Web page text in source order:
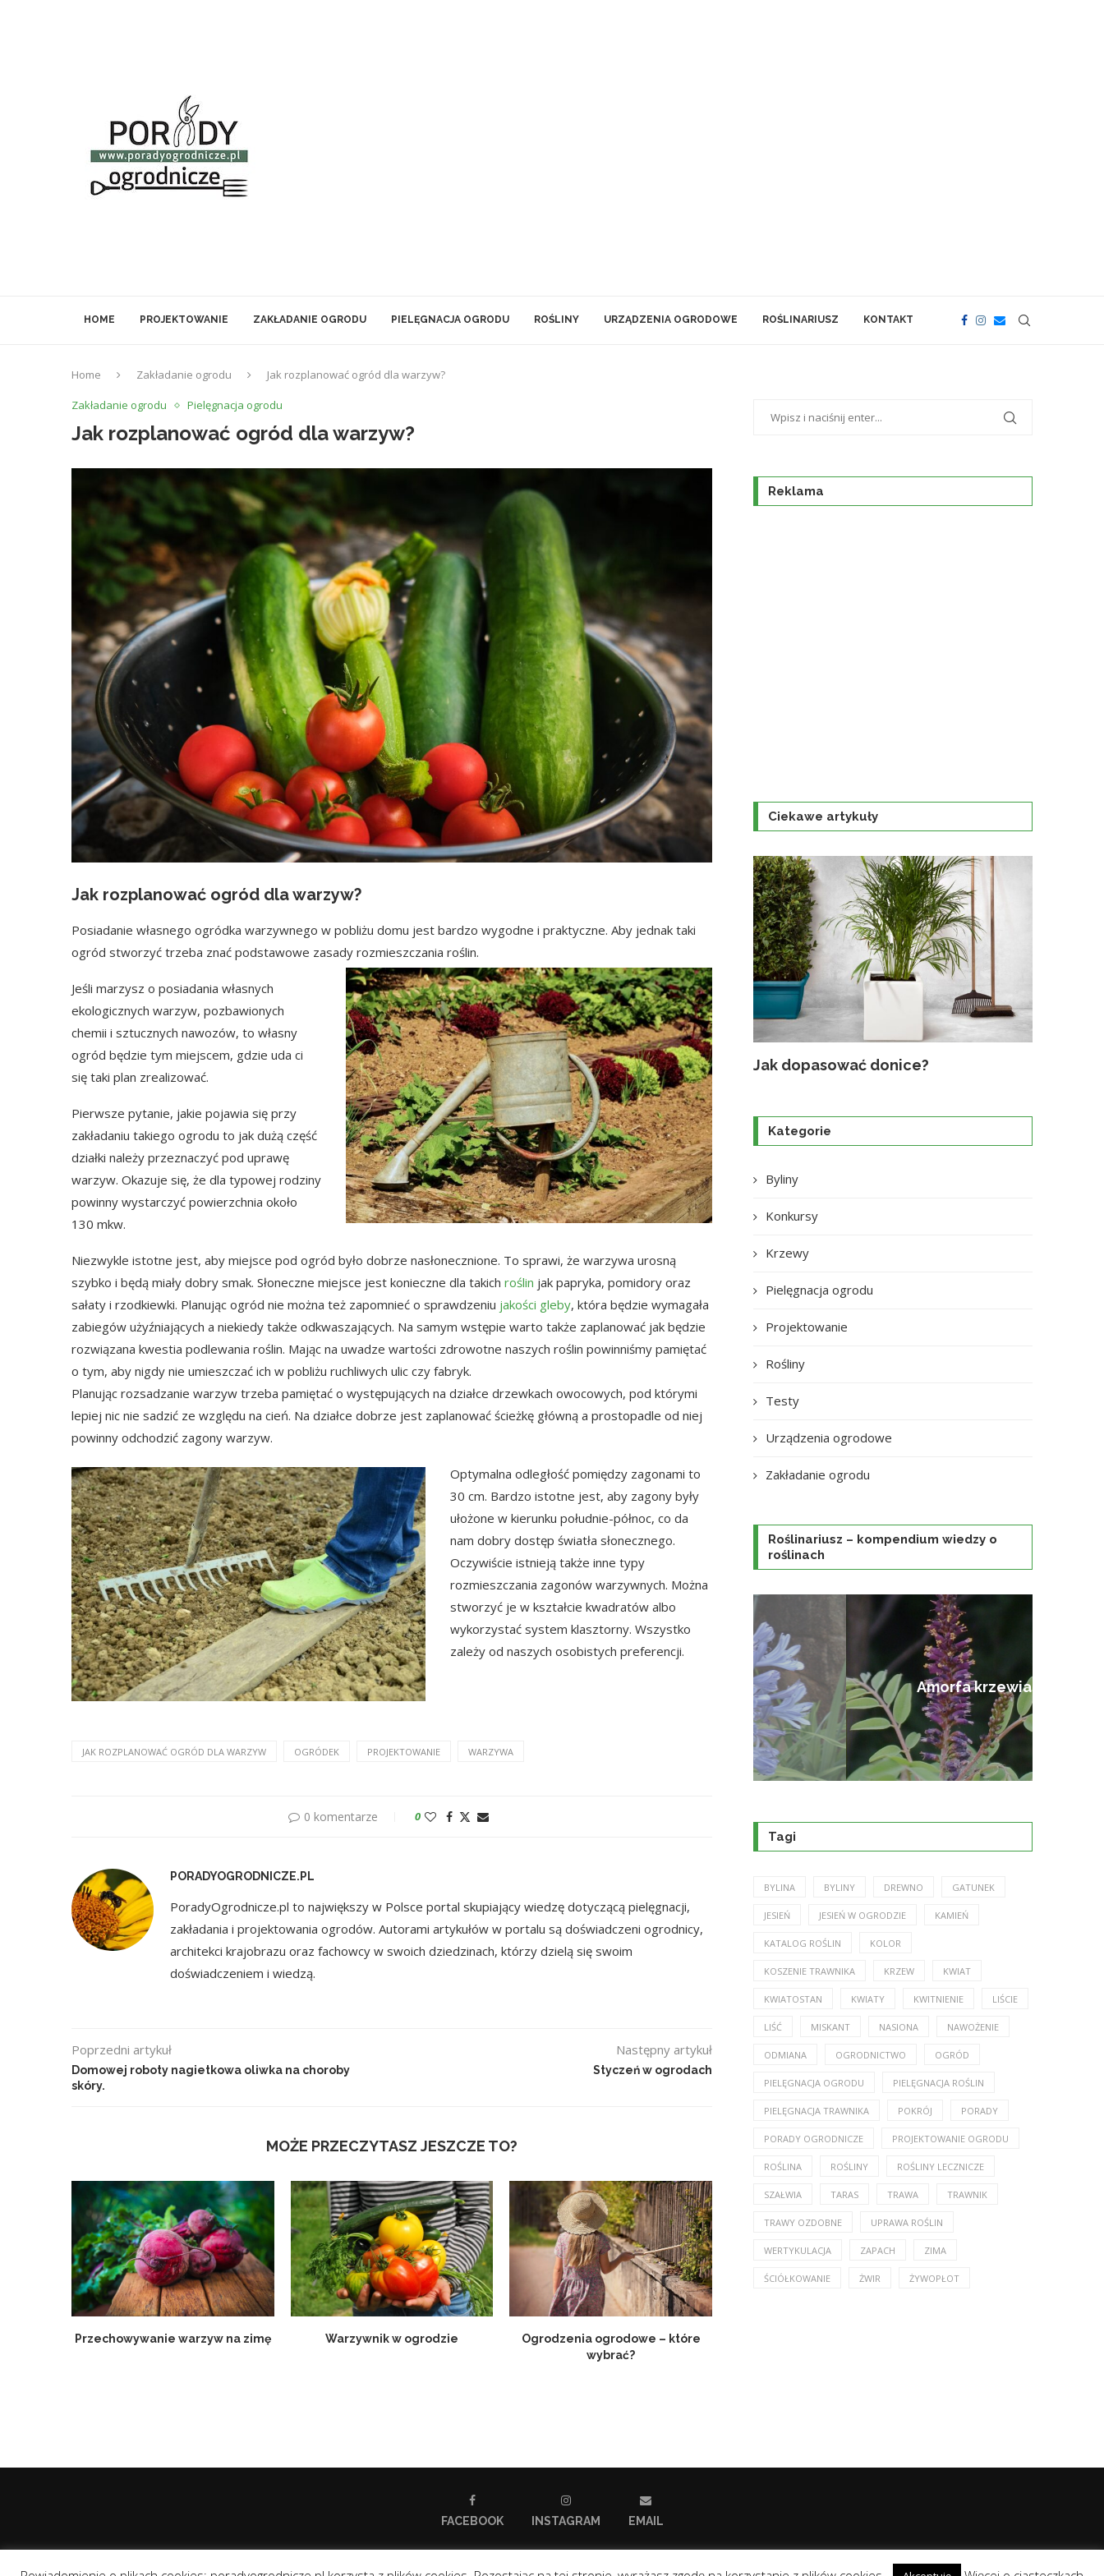
HOME PROJEKTOWANIE ZAKŁADANIE OGRODU PIELĘGNACJA OGRODU ROŚLINY URZĄDZENIA OGRODOWE ROŚLINARIUSZ KONTAKT
Home Zakładanie ogrodu Jak rozplanować ogród dla warzyw?
Zakładanie ogrodu Pielęgnacja ogrodu
Jak rozplanować ogród dla warzyw?
Jak rozplanować ogród dla warzyw?
Posiadanie własnego ogródka warzywnego w pobliżu domu jest bardzo wygodne i praktyczne. Aby jednak taki
ogród stworzyć trzeba znać podstawowe zasady rozmieszczania roślin.
Jeśli marzysz o posiadania własnych
ekologicznych warzyw, pozbawionych
chemii i sztucznych nawozów, to własny
ogród będzie tym miejscem, gdzie uda ci
się taki plan zrealizować.
Pierwsze pytanie, jakie pojawia się przy
zakładaniu takiego ogrodu to jak dużą część
działki należy przeznaczyć pod uprawę
warzyw. Okazuje się, że dla typowej rodziny
powinny wystarczyć powierzchnia około
130 mkw.
Niezwykle istotne jest, aby miejsce pod ogród było dobrze nasłonecznione. To sprawi, że warzywa urosną
szybko i będą miały dobry smak. Słoneczne miejsce jest konieczne dla takich roślin jak papryka, pomidory oraz
sałaty i rzodkiewki. Planując ogród nie można też zapomnieć o sprawdzeniu jakości gleby, która będzie wymagała
zabiegów użyźniających a niekiedy także odkwaszających. Na samym wstępie warto także zaplanować jak będzie
rozwiązana kwestia podlewania roślin. Mając na uwadze wartości zdrowotne naszych roślin powinniśmy pamiętać
o tym, aby nigdy nie umieszczać ich w pobliżu ruchliwych ulic czy fabryk.
Planując rozsadzanie warzyw trzeba pamiętać o występujących na działce drzewkach owocowych, pod którymi
lepiej nic nie sadzić ze względu na cień. Na działce dobrze jest zaplanować ścieżkę główną a prostopadle od niej
powinny odchodzić zagony warzyw.
Optymalna odległość pomiędzy zagonami to
30 cm. Bardzo istotne jest, aby zagony były
ułożone w kierunku południe-północ, co da
nam dobry dostęp światła słonecznego.
Oczywiście istnieją także inne typy
rozmieszczania zagonów warzywnych. Można
stworzyć je w kształcie kwadratów albo
wykorzystać system klasztorny. Wszystko
zależy od naszych osobistych preferencji.
JAK ROZPLANOWAĆ OGRÓD DLA WARZYW OGRÓDEK PROJEKTOWANIE WARZYWA
0 komentarze 0
PORADYOGRODNICZE.PL
PoradyOgrodnicze.pl to największy w Polsce portal skupiający wiedzę dotyczącą pielęgnacji,
zakładania i projektowania ogrodów. Autorami artykułów w portalu są doświadczeni ogrodnicy,
architekci krajobrazu oraz fachowcy w swoich dziedzinach, którzy dzielą się swoim
doświadczeniem i wiedzą.
Poprzedni artykuł
Domowej roboty nagietkowa oliwka na choroby
skóry.
Następny artykuł
Styczeń w ogrodach
MOŻE PRZECZYTASZ JESZCZE TO?
Przechowywanie warzyw na zimę Warzywnik w ogrodzie
Ogrodzenia ogrodowe – które
wybrać?
Reklama
Ciekawe artykuły
Jak dopasować donice?
Kategorie
Byliny
Konkursy
Krzewy
Pielęgnacja ogrodu
Projektowanie
Rośliny
Testy
Urządzenia ogrodowe
Zakładanie ogrodu
Roślinariusz – kompendium wiedzy o
roślinach
Amorfa krzewiasta
Tagi
BYLINA BYLINY DREWNO GATUNEK
JESIEŃ JESIEŃ W OGRODZIE KAMIEŃ
KATALOG ROŚLIN KOLOR
KOSZENIE TRAWNIKA KRZEW KWIAT
KWIATOSTAN KWIATY KWITNIENIE LIŚCIE
LIŚĆ MISKANT NASIONA NAWOŻENIE
ODMIANA OGRODNICTWO OGRÓD
PIELĘGNACJA OGRODU PIELĘGNACJA ROŚLIN
PIELĘGNACJA TRAWNIKA POKRÓJ PORADY
PORADY OGRODNICZE PROJEKTOWANIE OGRODU
ROŚLINA ROŚLINY ROŚLINY LECZNICZE
SZAŁWIA TARAS TRAWA TRAWNIK
TRAWY OZDOBNE UPRAWA ROŚLIN
WERTYKULACJA ZAPACH ZIMA
ŚCIÓŁKOWANIE ŻWIR ŻYWOPŁOT
FACEBOOK INSTAGRAM EMAIL